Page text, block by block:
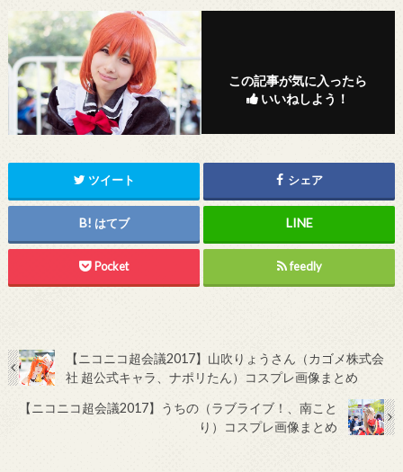
この記事が気に入ったら
いいねしよう！
ツイート シェア
はてブ
Pocket feedly
【ニコニコ超会議2017】山吹りょうさん（カゴメ株式会
社 超公式キャラ、ナポリたん）コスプレ画像まとめ
【ニコニコ超会議2017】うちの（ラブライブ！、南こと
り）コスプレ画像まとめ